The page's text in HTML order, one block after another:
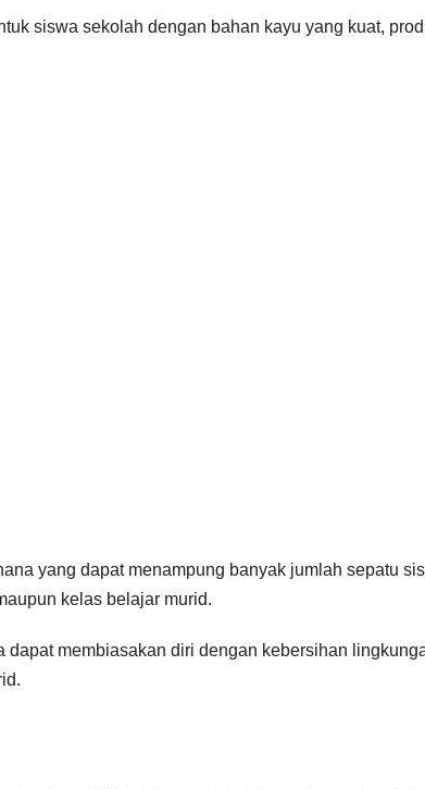
siswa sekolah dengan bahan kayu yang kuat,
yang dapat menampung banyak jumlah sepatu
kelas belajar murid.
membiasakan diri dengan kebersihan